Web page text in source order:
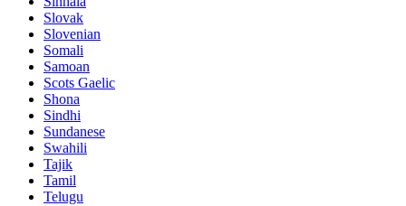
Slovak
Slovenian
Somali
Samoan
Scots Gaelic
Shona
Sindhi
Sundanese
Swahili
Tajik
Tamil
Telugu